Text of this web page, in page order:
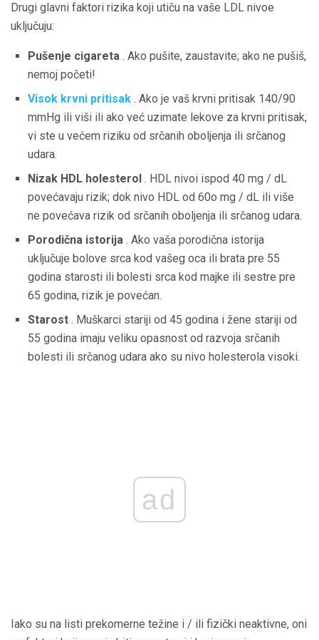
Drugi glavni faktori rizika koji utiču na vaše LDL nivoe
uključuju:
Pušenje cigareta . Ako pušite, zaustavite; ako ne pušiš,
nemoj početi!
Visok krvni pritisak . Ako je vaš krvni pritisak 140/90
mmHg ili viši ili ako već uzimate lekove za krvni pritisak,
vi ste u većem riziku od srčanih oboljenja ili srčanog
udara.
Nizak HDL holesterol . HDL nivoi ispod 40 mg / dL
povećavaju rizik; dok nivo HDL od 60o mg / dL ili više
ne povećava rizik od srčanih oboljenja ili srčanog udara.
Porodična istorija . Ako vaša porodična istorija
uključuje bolove srca kod vašeg oca ili brata pre 55
godina starosti ili bolesti srca kod majke ili sestre pre
65 godina, rizik je povećan.
Starost . Muškarci stariji od 45 godina i žene stariji od
55 godina imaju veliku opasnost od razvoja srčanih
bolesti ili srčanog udara ako su nivo holesterola visoki.
ad
Iako su na listi prekomerne težine i / ili fizički neaktivne, oni